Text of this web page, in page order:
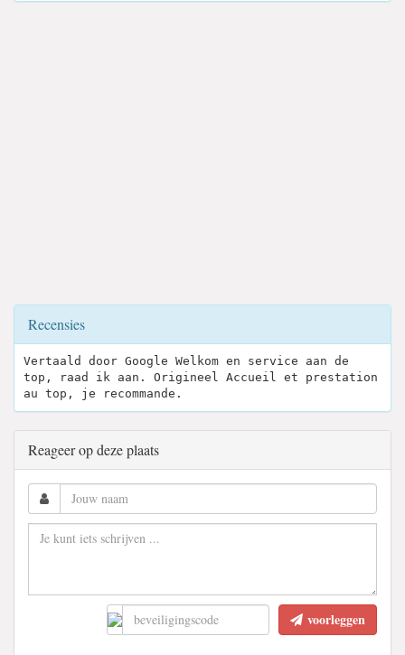
Recensies
Vertaald door Google Welkom en service aan de
top, raad ik aan. Origineel Accueil et prestation
au top, je recommande.
Reageer op deze plaats
voorleggen